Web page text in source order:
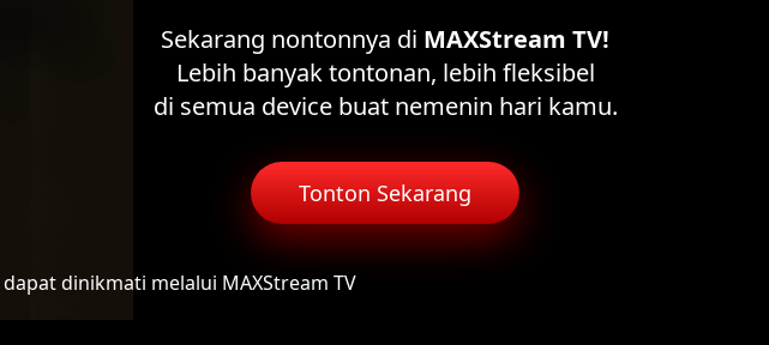
Sekarang nontonnya di MAXStream TV!
Lebih banyak tontonan, lebih fleksibel
di semua device buat nemenin hari kamu.
Tonton Sekarang
dapat dinikmati melalui MAXStream TV